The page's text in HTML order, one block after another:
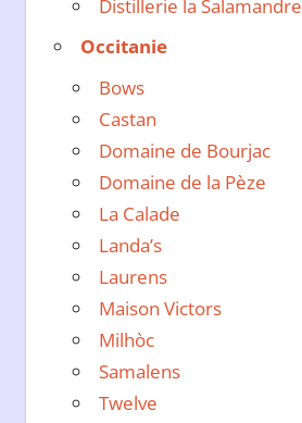
Distillerie la Salamandre
Occitanie
Bows
Castan
Domaine de Bourjac
Domaine de la Pèze
La Calade
Landa’s
Laurens
Maison Victors
Milhòc
Samalens
Twelve